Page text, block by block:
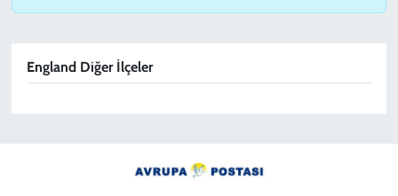
England Diğer İlçeler